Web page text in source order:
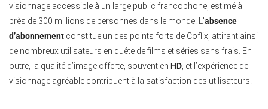
visionnage accessible à un large public francophone, estimé à
près de 300 millions de personnes dans le monde. L’absence
d’abonnement constitue un des points forts de Coflix, attirant ainsi
de nombreux utilisateurs en quête de films et séries sans frais. En
outre, la qualité d’image offerte, souvent en HD , et l’expérience de
visionnage agréable contribuent à la satisfaction des utilisateurs.